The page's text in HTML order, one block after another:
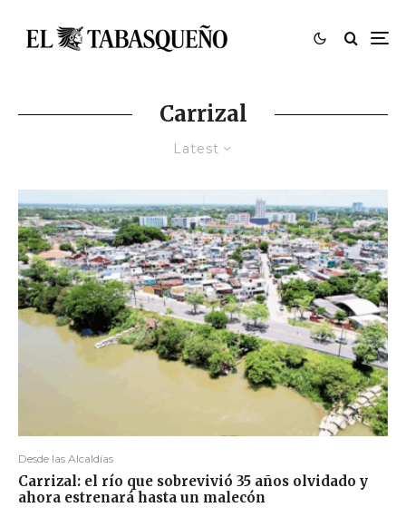
Carrizal
Latest
Desde las Alcaldías
Carrizal: el río que sobrevivió 35 años olvidado y
ahora estrenará hasta un malecón